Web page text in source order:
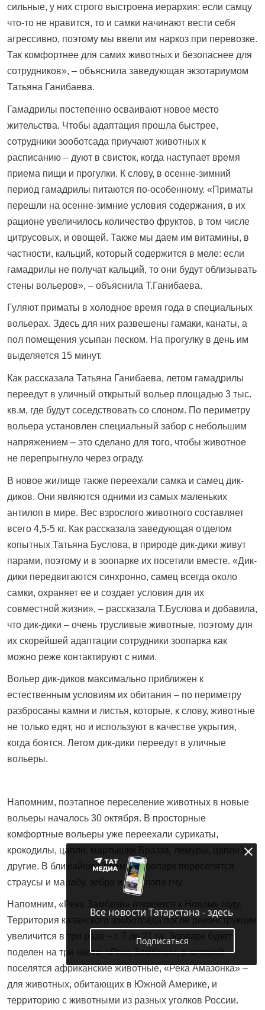
сильные, у них строго выстроена иерархия: если самцу
что-то не нравится, то и самки начинают вести себя
агрессивно, поэтому мы ввели им наркоз при перевозке.
Так комфортнее для самих животных и безопаснее для
сотрудников», – объяснила заведующая экзотариумом
Татьяна Ганибаева.
Гамадрилы постепенно осваивают новое место
жительства. Чтобы адаптация прошла быстрее,
сотрудники зооботсада приучают животных к
расписанию – дуют в свисток, когда наступает время
приема пищи и прогулки. К слову, в осенне-зимний
период гамадрилы питаются по-особенному. «Приматы
перешли на осенне-зимние условия содержания, в их
рационе увеличилось количество фруктов, в том числе
цитрусовых, и овощей. Также мы даем им витамины, в
частности, кальций, который содержится в меле: если
гамадрилы не получат кальций, то они будут облизывать
стены вольеров», – объяснила Т.Ганибаева.
Гуляют приматы в холодное время года в специальных
вольерах. Здесь для них развешены гамаки, канаты, а
пол помещения усыпан песком. На прогулку в день им
выделяется 15 минут.
Как рассказала Татьяна Ганибаева, летом гамадрилы
переедут в уличный открытый вольер площадью 3 тыс.
кв.м, где будут соседствовать со слоном. По периметру
вольера установлен специальный забор с небольшим
напряжением – это сделано для того, чтобы животное
не перепрыгнуло через ограду.
В новое жилище также переехали самка и самец дик-
диков. Они являются одними из самых маленьких
антилоп в мире. Вес взрослого животного составляет
всего 4,5-5 кг. Как рассказала заведующая отделом
копытных Татьяна Буслова, в природе дик-дики живут
парами, поэтому и в зоопарке их посетили вместе. «Дик-
дики передвигаются синхронно, самец всегда около
самки, охраняет ее и создает условия для их
совместной жизни», – рассказала Т.Буслова и добавила,
что дик-дики – очень трусливые животные, поэтому для
их скорейшей адаптации сотрудники зоопарка как
можно реже контактируют с ними.
Вольер дик-диков максимально приближен к
естественным условиям их обитания – по периметру
разбросаны камни и листья, которые, к слову, животные
не только едят, но и используют в качестве укрытия,
когда боятся. Летом дик-дики переедут в уличные
вольеры.
Напомним, поэтапное переселение животных в новые
вольеры началось 30 октября. В просторные
комфортные вольеры уже переехали сурикаты,
крокодилы, цапли, мартышки Бразза, лемуры, цапли и
другие. В ближайшее время в зоопарк переселятся
страусы и марабу, зебра и антилопа гну.
Напомним, «Река Замбези» откроется к Новому году.
Территория казанского зооботсада после реконструкции
увеличится в три раза – с 7 до 21 га. Зоопарк будет
поделен на три части: «Река Замбези», в которой
поселятся африканские животные, «Река Амазонка» –
для животных, обитающих в Южной Америке, и
территорию с животными из разных уголков России.
Все новости Татарстана - здесь
Подписаться